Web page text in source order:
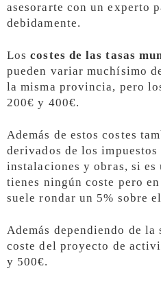
asesorarte con un experto
debidamente.
Loscostes de las tasas
pueden variar muchísimo
la misma provincia, pero
200€ y 400€.
Además de estos costes
derivados de los
instalaciones y obras, si es
tienes ningún coste pero
suele rondar un 5% sobre
Además dependiendo de
coste del proyecto de
y 500€.